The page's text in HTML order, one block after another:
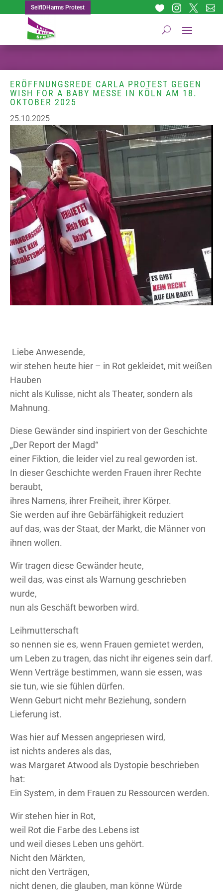
SelfIDHarms Protest 



ERÖFFNUNGSREDE CARLA PROTEST GEGEN
WISH FOR A BABY MESSE IN KÖLN AM 18.
OKTOBER 2025
25.10.2025
Liebe Anwesende,
wir stehen heute hier – in Rot gekleidet, mit weißen
Hauben
nicht als Kulisse, nicht als Theater, sondern als
Mahnung.
Diese Gewänder sind inspiriert von der Geschichte
„Der Report der Magd“
einer Fiktion, die leider viel zu real geworden ist.
In dieser Geschichte werden Frauen ihrer Rechte
beraubt,
ihres Namens, ihrer Freiheit, ihrer Körper.
Sie werden auf ihre Gebärfähigkeit reduziert
auf das, was der Staat, der Markt, die Männer von
ihnen wollen.
Wir tragen diese Gewänder heute,
weil das, was einst als Warnung geschrieben
wurde,
nun als Geschäft beworben wird.
Leihmutterschaft
so nennen sie es, wenn Frauen gemietet werden,
um Leben zu tragen, das nicht ihr eigenes sein darf.
Wenn Verträge bestimmen, wann sie essen, was
sie tun, wie sie fühlen dürfen.
Wenn Geburt nicht mehr Beziehung, sondern
Lieferung ist.
Was hier auf Messen angepriesen wird,
ist nichts anderes als das,
was Margaret Atwood als Dystopie beschrieben
hat:
Ein System, in dem Frauen zu Ressourcen werden.
Wir stehen hier in Rot,
weil Rot die Farbe des Lebens ist
und weil dieses Leben uns gehört.
Nicht den Märkten,
nicht den Verträgen,
nicht denen, die glauben, man könne Würde